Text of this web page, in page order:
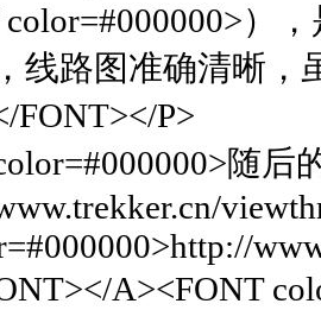
）
线路图准确清晰，
FONT></P>
随后
A><FONT